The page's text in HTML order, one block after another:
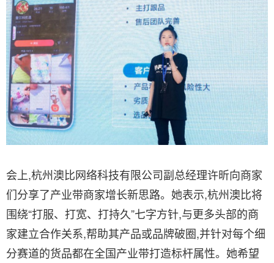
会上,杭州澳比网络科技有限公司副总经理许昕向商家
们分享了产业带商家增长新思路。她表示,杭州澳比将
围绕“打服、打宽、打持久”七字方针,与更多头部的商
家建立合作关系,帮助其产品或品牌破圈,并针对每个细
分赛道的货品都在全国产业带打造标杆属性。她希望